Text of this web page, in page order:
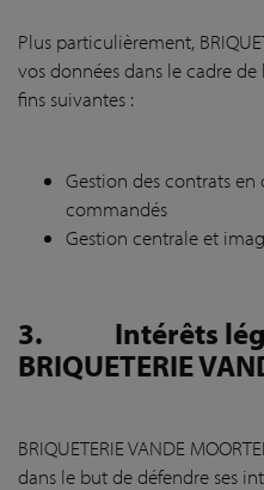
Plus particulièrement,
vos données dans le cadre
fins suivantes :
Gestion des contrats en
commandés
Gestion centrale et
3. Intérêts
BRIQUETERIE
BRIQUETERIE VANDE
dans le but de défendre ses